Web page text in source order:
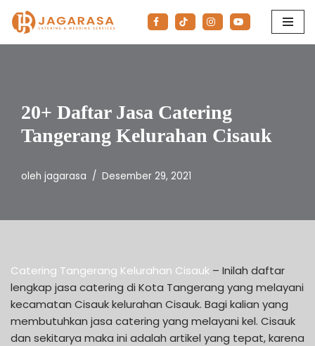
Lompat
20+ Daftar Jasa Catering
Tangerang Kelurahan Cisauk
oleh jagarasa Desember 29, 2021
Catering Tangerang Kelurahan Cisauk – Inilah daftar
lengkap jasa catering di Kota Tangerang yang melayani
kecamatan Cisauk kelurahan Cisauk. Bagi kalian yang
membutuhkan jasa catering yang melayani kel. Cisauk
dan sekitarya maka ini adalah artikel yang tepat, karena